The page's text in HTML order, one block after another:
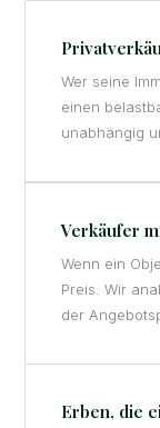
Wer seine
einen
unabhängig
Verkäufer
Wenn ein
Preis. Wir
der
Erben, die